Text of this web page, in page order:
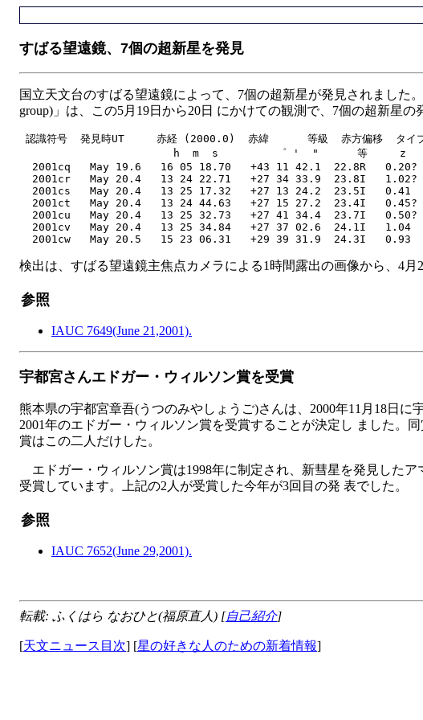
すばる望遠鏡、7個の超新星を発見
国立天文台のすばる望遠鏡によって、7個の超新星が発見されました
group)」は、この5月19日から20日 にかけての観測で、7個の超新星
認識符号  発見時UT     赤経 (2000.0)  赤緯      等級  赤方偏移  タイ
                        h  m  s         ゜ '  "      等     z
2001cq   May 19.6   16 05 18.70   +43 11 42.1  22.8R   0.20?
2001cr   May 20.4   13 24 22.71   +27 34 33.9  23.8I   1.02?
2001cs   May 20.4   13 25 17.32   +27 13 24.2  23.5I   0.41
2001ct   May 20.4   13 24 44.63   +27 15 27.2  23.4I   0.45?
2001cu   May 20.4   13 25 32.73   +27 41 34.4  23.7I   0.50?
2001cv   May 20.4   13 25 34.84   +27 37 02.6  24.1I   1.04
検出は、すばる望遠鏡主焦点カメラによる1時間露出の画像から、4
参照
IAUC 7649(June 21,2001).
宇都宮さんエドガー・ウィルソン賞を受賞
熊本県の宇都宮章吾(うつのみやしょうご)さんは、2000年11月18日
2001年のエドガー・ウィルソン賞を受賞することが決定し ました。
賞はこの二人だけした。
エドガー・ウィルソン賞は1998年に制定され、新彗星を発見した
受賞しています。上記の2人が受賞した今年が3回目の発 表でした。
参照
IAUC 7652(June 29,2001).
転載: ふくはら なおひと(福原直人) [自己紹介]
[天文ニュース目次] [星の好きな人のための新着情報]